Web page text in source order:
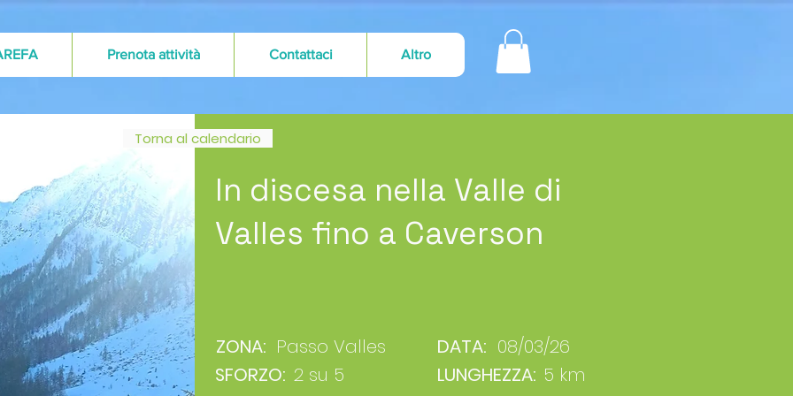
Prenota attività Contattaci Altro
Torna al calendario
In discesa nella Valle di
Valles fino a Caverson
ZONA: Passo Valles
SFORZO: 2 su 5
DATA: 08/03/26
LUNGHEZZA: 5 km